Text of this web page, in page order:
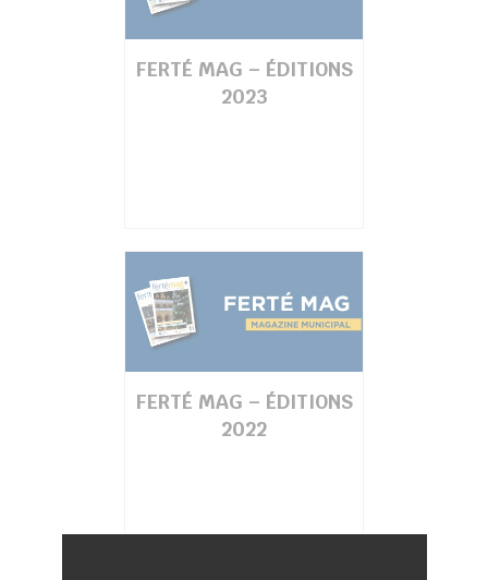
FERTÉ MAG – ÉDITIONS
2023
FERTÉ MAG – ÉDITIONS
2022